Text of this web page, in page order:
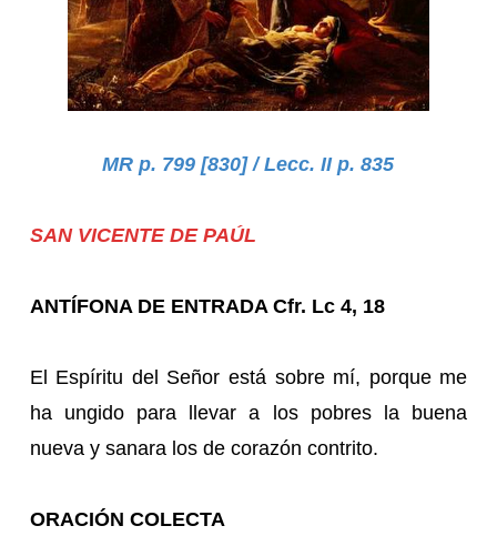
MR p. 799 [830] / Lecc. II p. 835
SAN VICENTE DE PAÚL
ANTÍFONA DE ENTRADA Cfr. Lc 4, 18
El Espíritu del Señor está sobre mí, porque me
ha ungido para llevar a los pobres la buena
nueva y sanara los de corazón contrito.
ORACIÓN COLECTA